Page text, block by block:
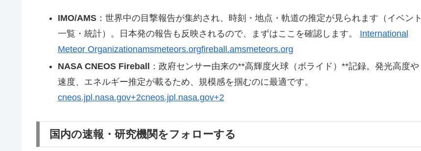
IMO/AMS：世界中の目撃報告が集約され、時刻・地点・軌道の推定が見られます（イベント
一覧・統計）。日本発の報告も反映されるので、まずはここを確認します。 International
Meteor Organizationamsmeteors.orgfireball.amsmeteors.org
NASA CNEOS Fireball
：政府センサー由来の**高輝度火球（ボライド）**記録。発光高度や
速度、エネルギー推定が載るため、規模感を掴むのに最適です。
cneos.jpl.nasa.gov+2cneos.jpl.nasa.gov+2
国内の速報・研究機関をフォローする